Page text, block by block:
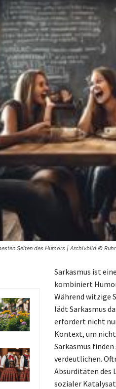
Seiten des Humors | Archivbild ©
Sarkasmus ist
kombiniert
Während witzige
lädt Sarkasmus
erfordert nicht
Kontext, um nicht
Sarkasmus
verdeutlichen.
Absurditäten des
sozialer